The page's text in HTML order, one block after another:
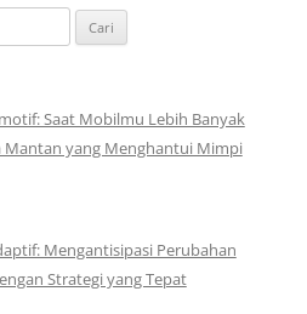
Saat Mobilmu Lebih Banyak
Mantan yang Menghantui Mimpi
Mengantisipasi Perubahan
Strategi yang Tepat